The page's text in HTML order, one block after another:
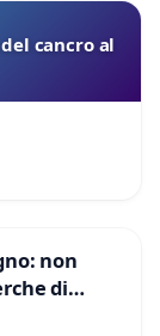
cancro al
non
di